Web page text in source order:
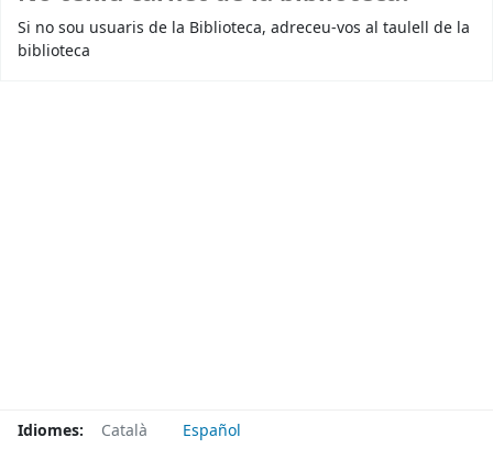
Si no sou usuaris de la Biblioteca, adreceu-vos al taulell de la
biblioteca
Idiomes: Català Español